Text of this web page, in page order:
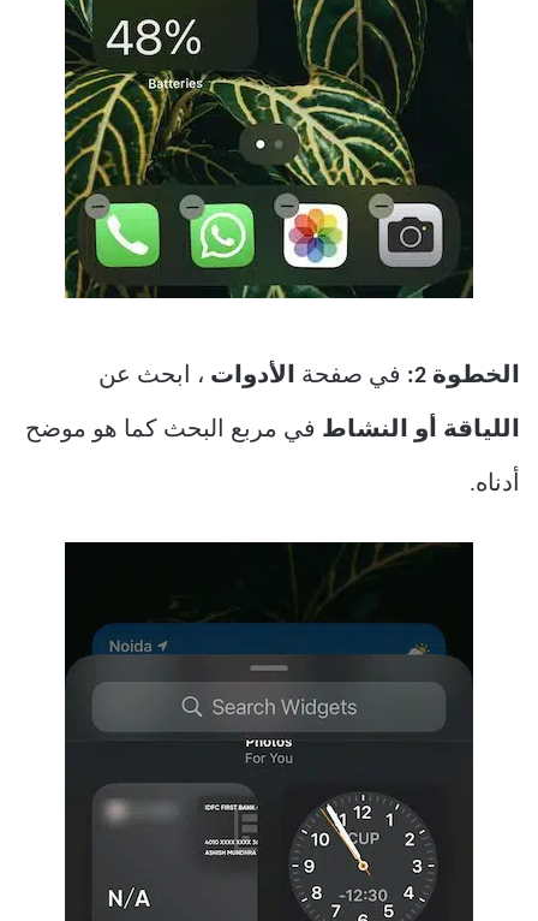
الخطوة 2: في صفحة الأدوات ، ابحث عن
اللياقة أو النشاط في مربع البحث كما هو موضح
أدناه.